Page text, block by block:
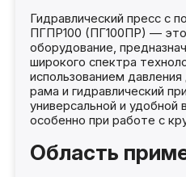
Гидравлический пресс с
ПГПР100 (ПГ100ПР) — это
оборудование,
широкого спектра
использованием
рама и гидравлический
универсальной и удобной
особенно при работе с
Область